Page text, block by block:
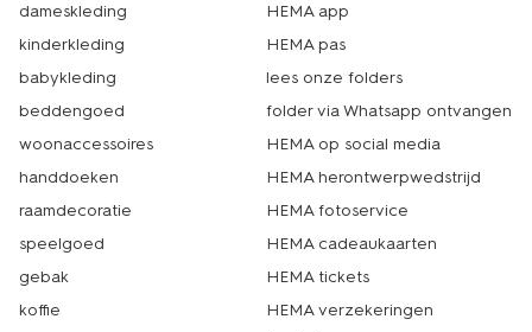
dameskleding
kinderkleding
babykleding
beddengoed
woonaccessoires
handdoeken
raamdecoratie
speelgoed
gebak
koffie
HEMA app
HEMA pas
lees onze folders
folder via Whatsapp ontvangen
HEMA op social media
HEMA herontwerpwedstrijd
HEMA fotoservice
HEMA cadeaukaarten
HEMA tickets
HEMA verzekeringen